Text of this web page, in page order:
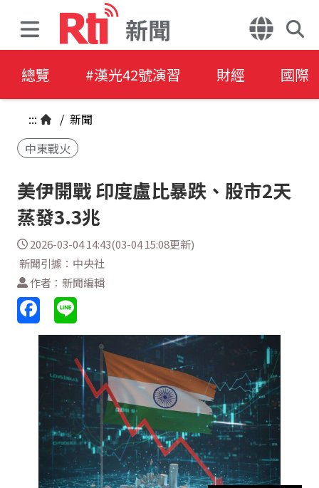
新聞
總覽 #漢光42號演習 財經 國際
::: / 新聞
中東戰火
美伊開戰 印度盧比暴跌、股市2天
蒸發3.3兆
2026-03-04 14:43(03-04 15:08更新)
新聞引據：中央社
作者：新聞編輯